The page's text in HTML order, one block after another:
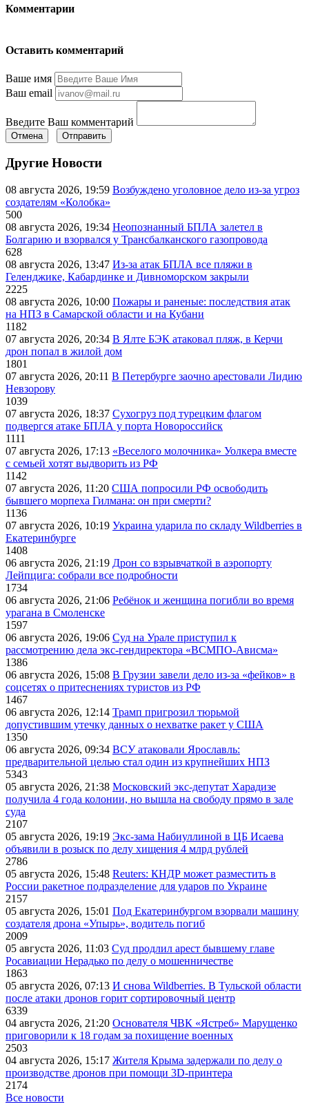
Комментарии
Оставить комментарий
Ваше имя
Ваш email
Введите Ваш комментарий
Отмена Отправить
Другие Новости
08 августа 2026, 19:59 Возбуждено уголовное дело из-за угроз
создателям «Колобка»
500
08 августа 2026, 19:34 Неопознанный БПЛА залетел в
Болгарию и взорвался у Трансбалканского газопровода
628
08 августа 2026, 13:47 Из-за атак БПЛА все пляжи в
Геленджике, Кабардинке и Дивноморском закрыли
2225
08 августа 2026, 10:00 Пожары и раненые: последствия атак
на НПЗ в Самарской области и на Кубани
1182
07 августа 2026, 20:34 В Ялте БЭК атаковал пляж, в Керчи
дрон попал в жилой дом
1801
07 августа 2026, 20:11 В Петербурге заочно арестовали Лидию
Невзорову
1039
07 августа 2026, 18:37 Сухогруз под турецким флагом
подвергся атаке БПЛА у порта Новороссийск
1111
07 августа 2026, 17:13 «Веселого молочника» Уолкера вместе
с семьей хотят выдворить из РФ
1142
07 августа 2026, 11:20 США попросили РФ освободить
бывшего морпеха Гилмана: он при смерти?
1136
07 августа 2026, 10:19 Украина ударила по складу Wildberries в
Екатеринбурге
1408
06 августа 2026, 21:19 Дрон со взрывчаткой в аэропорту
Лейпцига: собрали все подробности
1734
06 августа 2026, 21:06 Ребёнок и женщина погибли во время
урагана в Смоленске
1597
06 августа 2026, 19:06 Суд на Урале приступил к
рассмотрению дела экс-гендиректора «ВСМПО-Ависма»
1386
06 августа 2026, 15:08 В Грузии завели дело из-за «фейков» в
соцсетях о притеснениях туристов из РФ
1467
06 августа 2026, 12:14 Трамп пригрозил тюрьмой
допустившим утечку данных о нехватке ракет у США
1350
06 августа 2026, 09:34 ВСУ атаковали Ярославль:
предварительной целью стал один из крупнейших НПЗ
5343
05 августа 2026, 21:38 Московский экс-депутат Харадизе
получила 4 года колонии, но вышла на свободу прямо в зале
суда
2107
05 августа 2026, 19:19 Экс-зама Набиуллиной в ЦБ Исаева
объявили в розыск по делу хищения 4 млрд рублей
2786
05 августа 2026, 15:48 Reuters: КНДР может разместить в
России ракетное подразделение для ударов по Украине
2157
05 августа 2026, 15:01 Под Екатеринбургом взорвали машину
создателя дрона «Упырь», водитель погиб
2009
05 августа 2026, 11:03 Суд продлил арест бывшему главе
Росавиации Нерадько по делу о мошенничестве
1863
05 августа 2026, 07:13 И снова Wildberries. В Тульской области
после атаки дронов горит сортировочный центр
6339
04 августа 2026, 21:20 Основателя ЧВК «Ястреб» Марущенко
приговорили к 18 годам за похищение военных
2503
04 августа 2026, 15:17 Жителя Крыма задержали по делу о
производстве дронов при помощи 3D‑принтера
2174
Все новости